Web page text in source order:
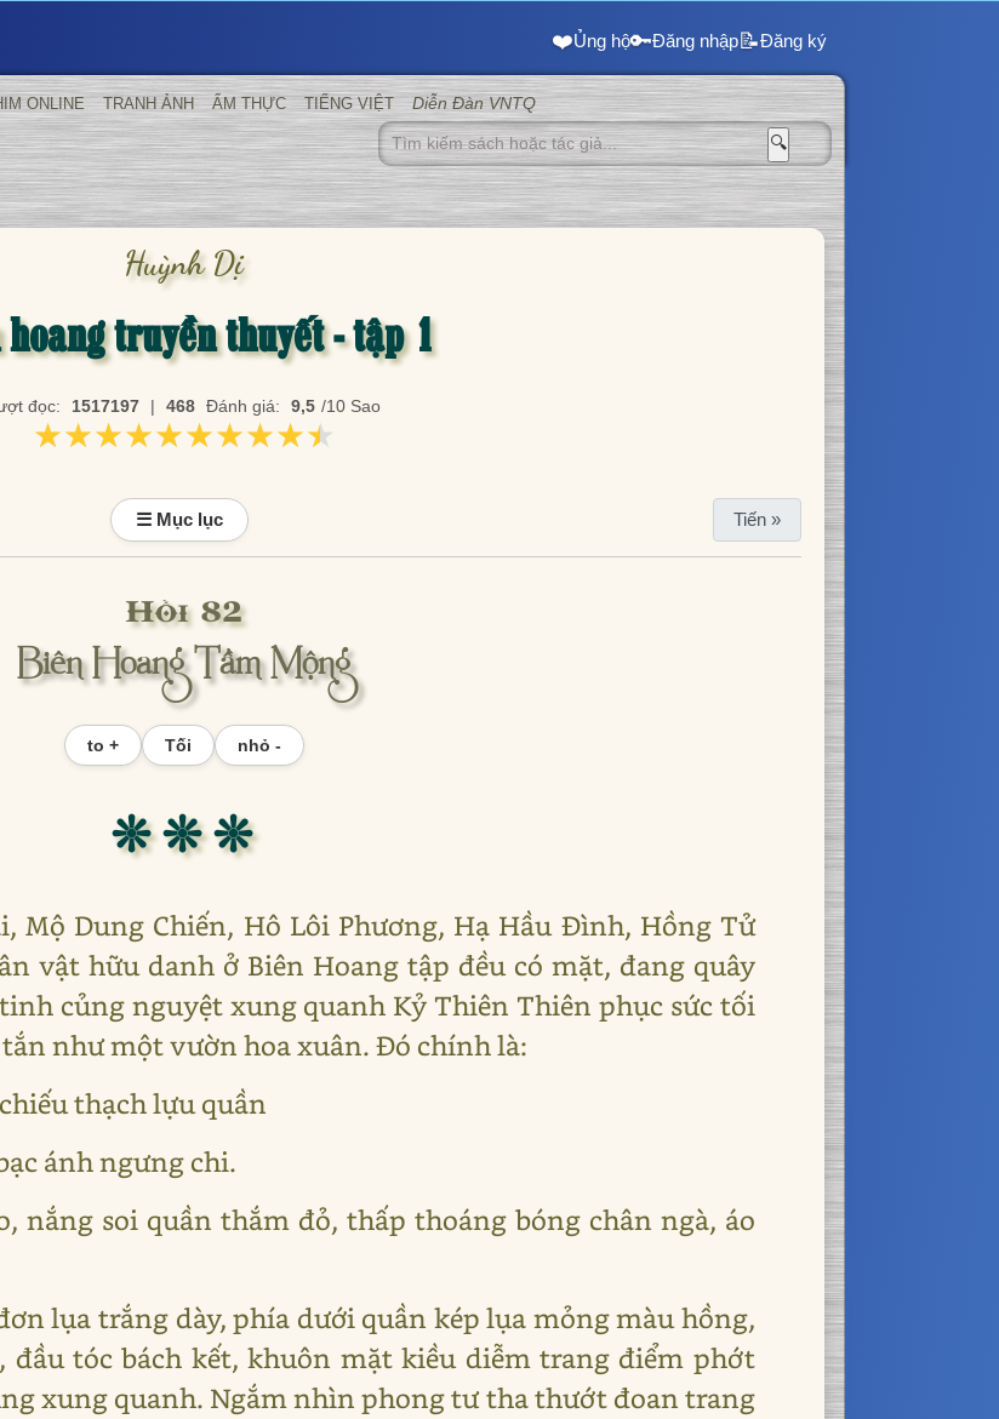
❤️Ủng hộ🔑Đăng nhập📝Đăng ký
ONLINE TRANH ẢNH ẨM THỰC TIẾNG VIỆT Diễn Đàn VNTQ
🔍
Huỳnh Dị
truyền thuyết - tập 1
đọc: 1517197 | 468 Đánh giá: 9,5 /10 Sao
★★★★★★★★★★
★★★★★★★★★★
☰ Mục lục Tiến »
Hồi 82
Biên Hoang Tầm Mộng
to + Tối nhỏ -
❊ ❊ ❊
Mộ Dung Chiến, Hô Lôi Phương, Hạ Hầu Đình, Hồng Tử
vật hữu danh ở Biên Hoang tập đều có mặt, đang quây
củng nguyệt xung quanh Kỷ Thiên Thiên phục sức tối
như một vườn hoa xuân. Đó chính là:
thạch lựu quần
ánh ngưng chi.
nắng soi quần thắm đỏ, thấp thoáng bóng chân ngà, áo
lụa trắng dày, phía dưới quần kép lụa mỏng màu hồng,
tóc bách kết, khuôn mặt kiều diễm trang điểm phớt
xung quanh. Ngắm nhìn phong tư tha thướt đoan trang